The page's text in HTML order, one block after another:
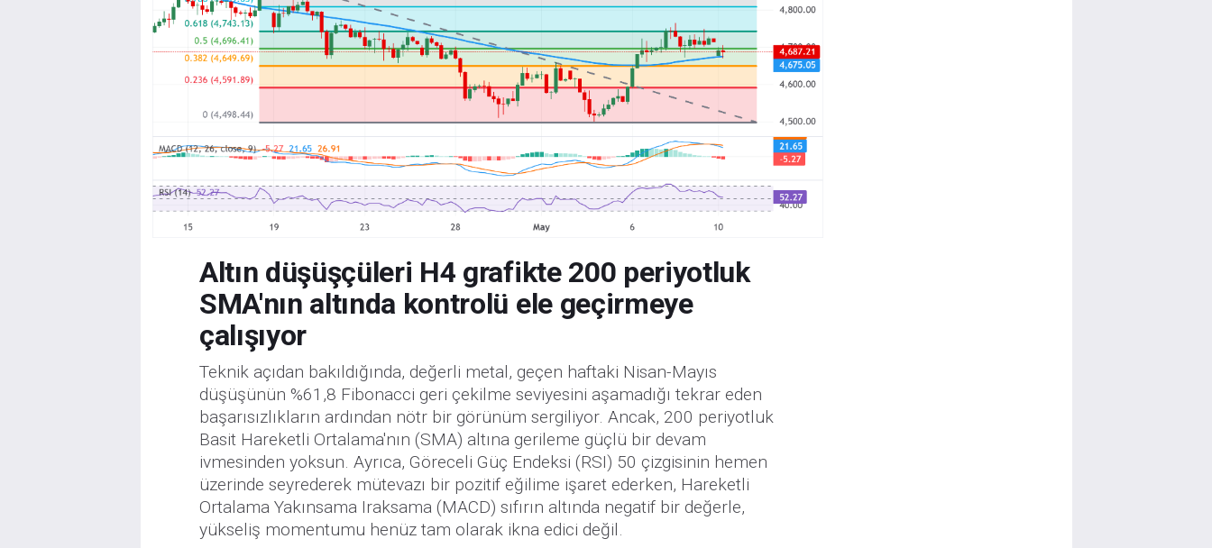
Altın düşüşçüleri H4 grafikte 200 periyotluk
SMA'nın altında kontrolü ele geçirmeye
çalışıyor
Teknik açıdan bakıldığında, değerli metal, geçen haftaki Nisan-Mayıs
düşüşünün %61,8 Fibonacci geri çekilme seviyesini aşamadığı tekrar eden
başarısızlıkların ardından nötr bir görünüm sergiliyor. Ancak, 200 periyotluk
Basit Hareketli Ortalama'nın (SMA) altına gerileme güçlü bir devam
ivmesinden yoksun. Ayrıca, Göreceli Güç Endeksi (RSI) 50 çizgisinin hemen
üzerinde seyrederek mütevazı bir pozitif eğilime işaret ederken, Hareketli
Ortalama Yakınsama Iraksama (MACD) sıfırın altında negatif bir değerle,
yükseliş momentumu henüz tam olarak ikna edici değil.